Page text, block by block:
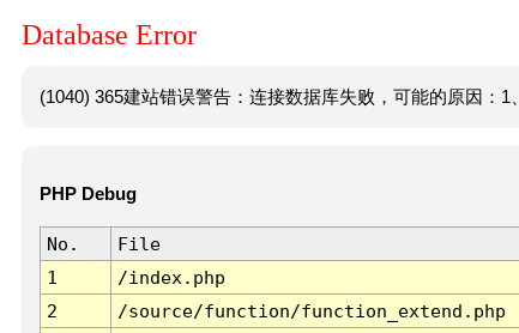
Database Error
(1040) 365建站错误警告：连接数据库失败，可能的原因：1
PHP Debug
No. File
1
/index.php
2
/source/function/function_extend.php